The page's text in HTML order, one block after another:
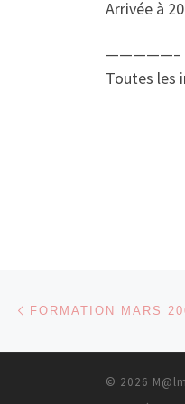
Arrivée à
—————–
Toutes les
Parcourir les
FORMATION MARS
© 2026